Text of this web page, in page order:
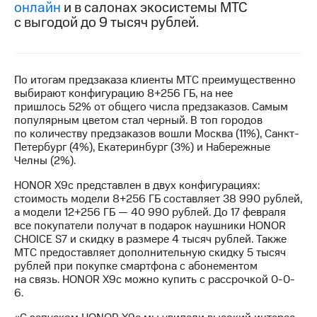
МТС
Интервью
Финансовая
отчетность
Контакты
Новости
в
регионе
и акционерам
Корпоративное
управление
онлайн и в салонах экосистемы МТС
с выгодой до 9 тысяч рублей.
По итогам предзаказа клиенты МТС преимущественно
выбирают конфигурацию 8+256 ГБ, на нее
пришлось 52% от общего числа предзаказов. Самым
популярным цветом стал черный. В топ городов
по количеству предзаказов вошли Москва (11%), Санкт-
Петербург (4%), Екатеринбург (3%) и Набережные
Челны (2%).
HONOR X9c представлен в двух конфигурациях:
стоимость модели 8+256 ГБ составляет 38 990 рублей,
а модели 12+256 ГБ — 40 990 рублей. До 17 февраля
все покупатели получат в подарок наушники HONOR
CHOICE S7 и скидку в размере 4 тысяч рублей. Также
МТС предоставляет дополнительную скидку 5 тысяч
рублей при покупке смартфона с абонементом
на связь. HONOR X9c можно купить с рассрочкой 0-0-
6.